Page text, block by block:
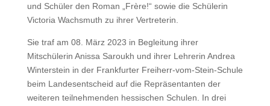
und Schüler den Roman „Frère!“ sowie die Schülerin
Victoria Wachsmuth zu ihrer Vertreterin.
Sie traf am 08. März 2023 in Begleitung ihrer
Mitschülerin Anissa Saroukh und ihrer Lehrerin Andrea
Winterstein in der Frankfurter Freiherr-vom-Stein-Schule
beim Landesentscheid auf die Repräsentanten der
weiteren teilnehmenden hessischen Schulen. In drei